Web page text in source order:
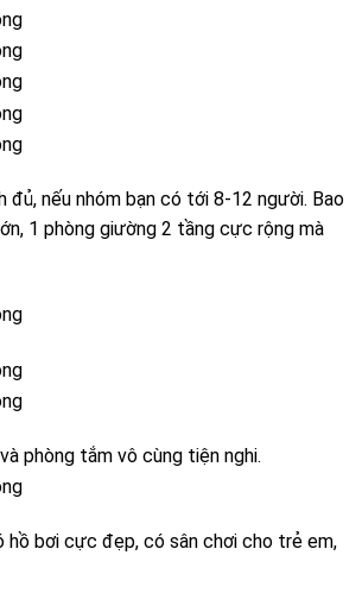
đủ, nếu nhóm bạn có tới 8-12 người. Bao
1 phòng giường 2 tầng cực rộng mà
phòng tắm vô cùng tiện nghi.
hồ bơi cực đẹp, có sân chơi cho trẻ em,